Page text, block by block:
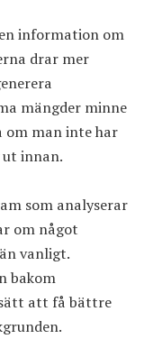
information om
drar mer
mängder minne
om man inte har
innan.
som analyserar
om något
vanligt.
bakom
att få bättre